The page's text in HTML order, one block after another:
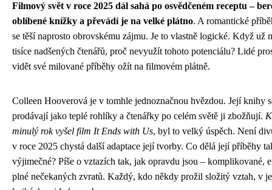
Filmový svět v roce 2025 dál sahá po osvědčeném receptu –
oblíbené knížky a převádí je na velké plátno. A romantické
se těší naprosto obrovskému zájmu. Je to vlastně logické. Když už
tisíce nadšených čtenářů, proč nevyužít tohoto potenciálu? Lidé
vidět své milované příběhy ožít na filmovém plátně.
Colleen Hooverová je v tomhle jednoznačnou hvězdou. Její knihy
prodávají jako teplé rohlíky a čtenářky po celém světě ji zbožňují.
minulý rok vyšel film It Ends with Us, byl to velký úspěch. Není
v roce 2025 chystá další adaptace její tvorby. Co dělá její příběhy
výjimečné? Píše o vztazích tak, jak opravdu jsou – komplikované,
plné nečekaných zvratů. Každý, kdo někdy prožil složitý vztah, v